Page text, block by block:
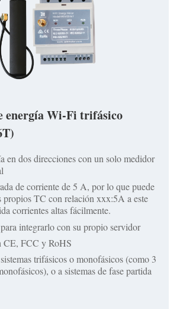
energía Wi-Fi trifásico
en dos direcciones con un solo medidor
de corriente de 5 A, por lo que puede
propios TC con relación xxx:5A a este
corrientes altas fácilmente.
integrarlo con su propio servidor
CE, FCC y RoHS
trifásicos o monofásicos (como 3
o a sistemas de fase partida